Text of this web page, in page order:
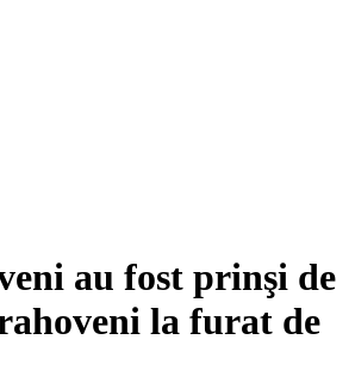
au fost prinşi de
la furat de